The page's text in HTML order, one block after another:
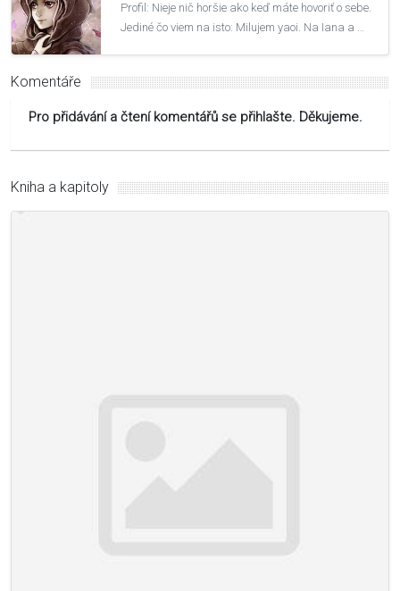
Profil: Nieje nič horšie ako keď máte hovoriť o sebe.
Jediné čo viem na isto: Milujem yaoi. Na Iana a …
Komentáře
Pro přidávání a čtení komentářů se přihlašte. Děkujeme.
Kniha a kapitoly